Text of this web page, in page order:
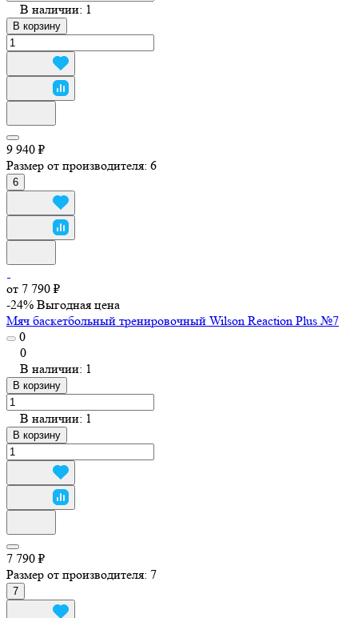
В наличии: 1
В корзину
9 940 ₽
Размер от производителя: 6
6
от 7 790 ₽
-24% Выгодная цена
Мяч баскетбольный тренировочный Wilson Reaction Plus №7
0
0
В наличии: 1
В корзину
В наличии: 1
В корзину
7 790 ₽
Размер от производителя: 7
7